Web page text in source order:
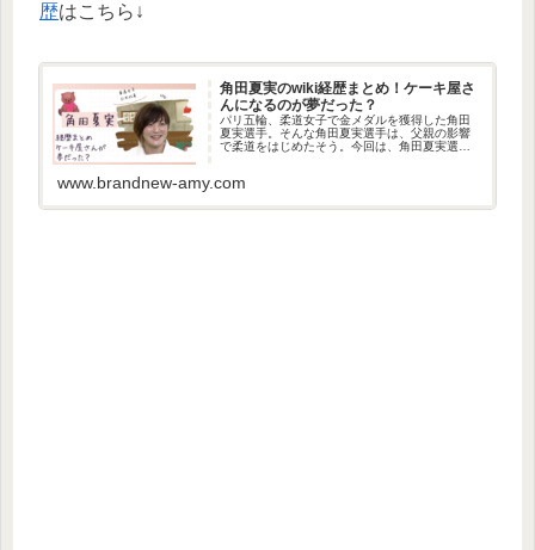
歴はこちら↓
角田夏実のwiki経歴まとめ！ケーキ屋さ
んになるのが夢だった？
パリ五輪、柔道女子で金メダルを獲得した角田
夏実選手。そんな角田夏実選手は、父親の影響
で柔道をはじめたそう。今回は、角田夏実選手
夏実のwikiプロフィール角田...
www.brandnew-amy.com